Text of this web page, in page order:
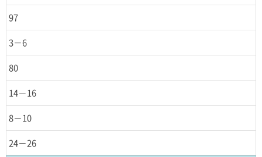
97
3－6
80
14－16
8－10
24－26